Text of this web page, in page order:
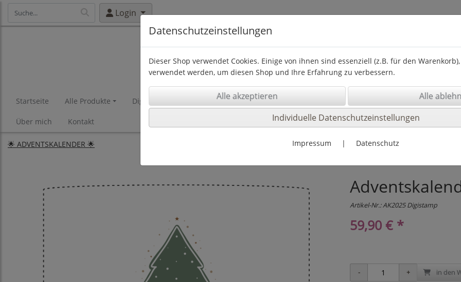
Login
Startseite Alle Produkte Digistamps Plottdesigns Peaky Malwelt Schneidedateien
Über mich Kontakt
🌟 ADVENTSKALENDER 🌟
Artikel-Nr.:AK2025 Digistamp
59,90 € *
in den
Datenschutzeinstellungen
Dieser Shop verwendet Cookies. Einige von ihnen sind essenziell (z.B. für den
verwendet werden, um diesen Shop und Ihre Erfahrung zu verbessern.
Individuelle Datenschutzeinstellungen
Impressum | Datenschutz